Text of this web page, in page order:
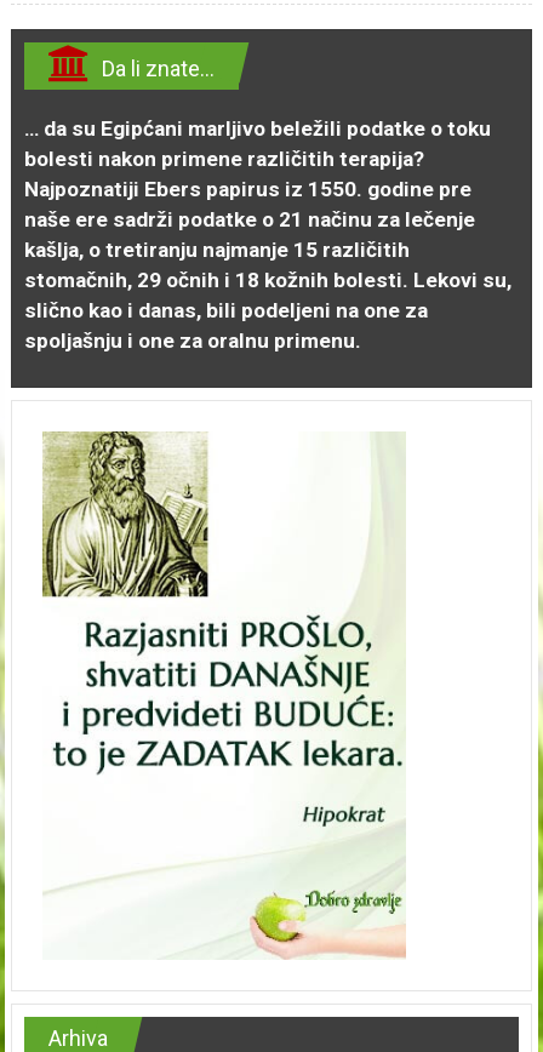
Da li znate…
… da su Egipćani marljivo beležili podatke o toku
bolesti nakon primene različitih terapija?
Najpoznatiji Ebers papirus iz 1550. godine pre
naše ere sadrži podatke o 21 načinu za lečenje
kašlja, o tretiranju najmanje 15 različitih
stomačnih, 29 očnih i 18 kožnih bolesti. Lekovi su,
slično kao i danas, bili podeljeni na one za
spoljašnju i one za oralnu primenu.
Arhiva